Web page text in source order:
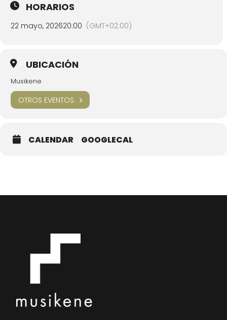
HORARIOS
22 mayo, 202620:00 (GMT+02:00)
UBICACIÓN
Musikene
OTROS EVENTOS
CALENDAR GOOGLECAL